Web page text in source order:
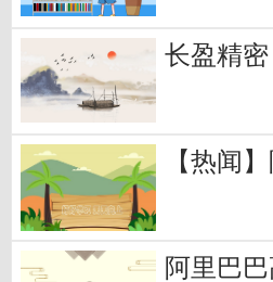
长盈精
【热闻
阿里巴